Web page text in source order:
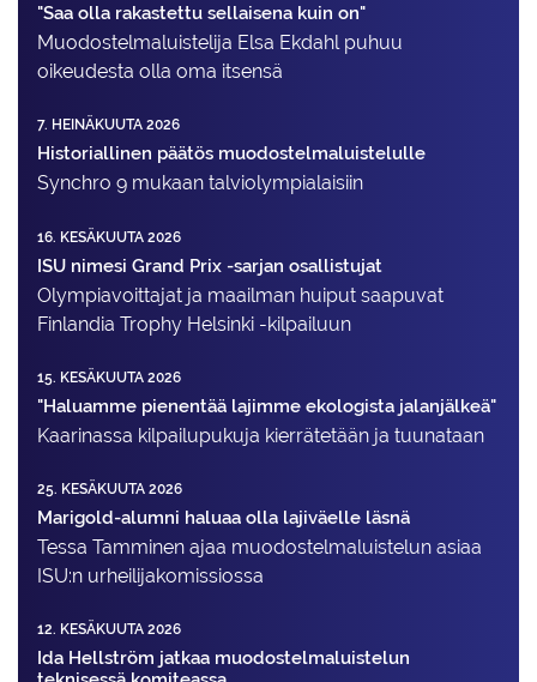
"Saa olla rakastettu sellaisena kuin on"
Muodostelma­luistelija Elsa Ekdahl puhuu
oikeudesta olla oma itsensä
7. HEINÄKUUTA 2026
Historiallinen päätös muodostelmaluistelulle
Synchro 9 mukaan talviolympialaisiin
16. KESÄKUUTA 2026
ISU nimesi Grand Prix -sarjan osallistujat
Olympiavoittajat ja maailman huiput saapuvat
Finlandia Trophy Helsinki -kilpailuun
15. KESÄKUUTA 2026
"Haluamme pienentää lajimme ekologista jalanjälkeä"
Kaarinassa kilpailupukuja kierrätetään ja tuunataan
25. KESÄKUUTA 2026
Marigold-alumni haluaa olla lajiväelle läsnä
Tessa Tamminen ajaa muodostelma­luistelun asiaa
ISU:n urheilija­komissiossa
12. KESÄKUUTA 2026
Ida Hellström jatkaa muodostelmaluistelun